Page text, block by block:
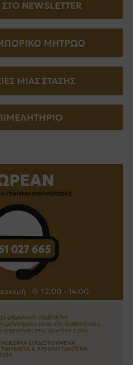
NEWSLETTER
ΜΗΤΡΩΟ
ΜΙΑΣ ΣΤΑΣΗΣ